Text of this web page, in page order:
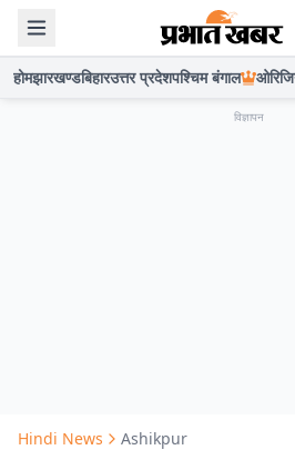
होमझारखण्डबिहारउत्तर प्रदेशपश्चिम बंगाल
विज्ञापन
Hindi News Ashikpur